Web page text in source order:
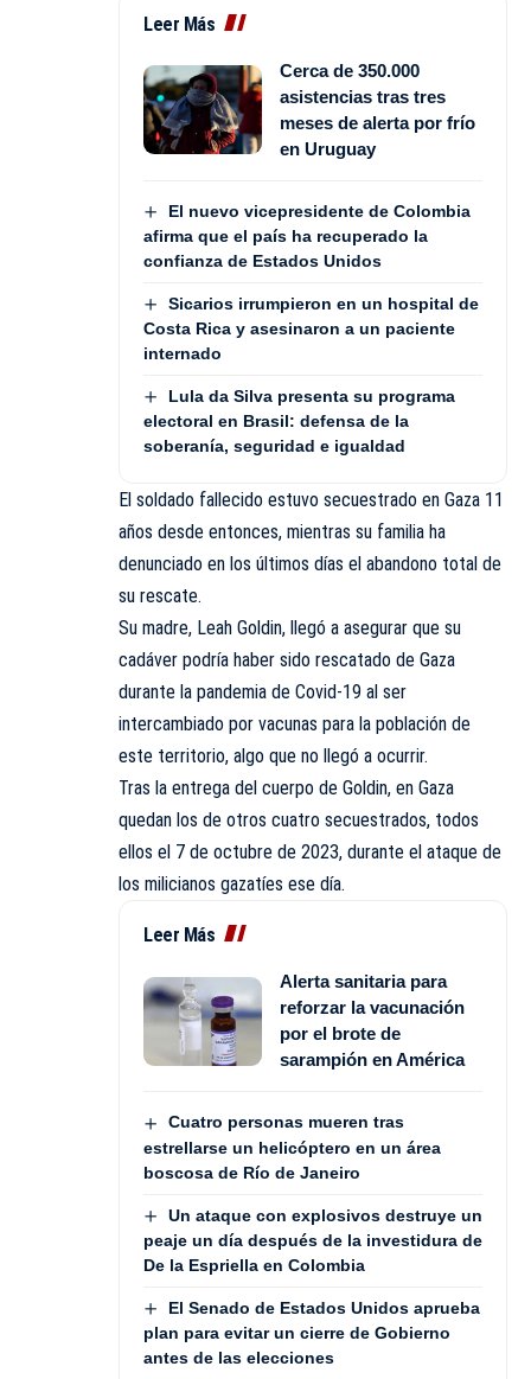
Leer Más
Cerca de 350.000
asistencias tras tres
meses de alerta por frío
en Uruguay
El nuevo vicepresidente de Colombia
afirma que el país ha recuperado la
confianza de Estados Unidos
Sicarios irrumpieron en un hospital de
Costa Rica y asesinaron a un paciente
internado
Lula da Silva presenta su programa
electoral en Brasil: defensa de la
soberanía, seguridad e igualdad
El soldado fallecido estuvo secuestrado en Gaza 11
años desde entonces, mientras su familia ha
denunciado en los últimos días el abandono total de
su rescate.
Su madre, Leah Goldin, llegó a asegurar que su
cadáver podría haber sido rescatado de Gaza
durante la pandemia de Covid-19 al ser
intercambiado por vacunas para la población de
este territorio, algo que no llegó a ocurrir.
Tras la entrega del cuerpo de Goldin, en Gaza
quedan los de otros cuatro secuestrados, todos
ellos el 7 de octubre de 2023, durante el ataque de
los milicianos gazatíes ese día.
Leer Más
Alerta sanitaria para
reforzar la vacunación
por el brote de
sarampión en América
Cuatro personas mueren tras
estrellarse un helicóptero en un área
boscosa de Río de Janeiro
Un ataque con explosivos destruye un
peaje un día después de la investidura de
De la Espriella en Colombia
El Senado de Estados Unidos aprueba
plan para evitar un cierre de Gobierno
antes de las elecciones